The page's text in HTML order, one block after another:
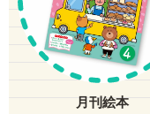
月刊絵本